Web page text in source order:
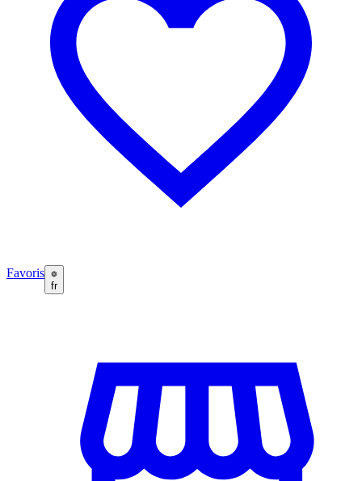
Favoris
fr